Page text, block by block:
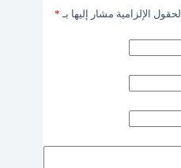
الحقول الإلزامية مشار إليها بـ *